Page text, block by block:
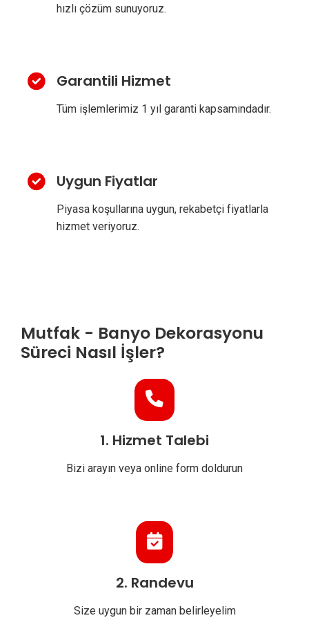
hızlı çözüm sunuyoruz.
Garantili Hizmet
Tüm işlemlerimiz 1 yıl garanti kapsamındadır.
Uygun Fiyatlar
Piyasa koşullarına uygun, rekabetçi fiyatlarla
hizmet veriyoruz.
Mutfak - Banyo Dekorasyonu
Süreci Nasıl İşler?
1. Hizmet Talebi
Bizi arayın veya online form doldurun
2. Randevu
Size uygun bir zaman belirleyelim